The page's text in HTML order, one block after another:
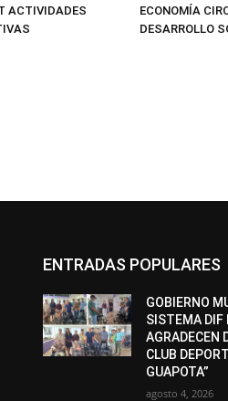
ACTIVIDADES
ECONOMÍA
DESARROLLO
ENTRADAS POPULARES
GOBIERNO
SISTEMA DIF
AGRADECEN
CLUB
GUAPOTA”
agosto 4, 2026